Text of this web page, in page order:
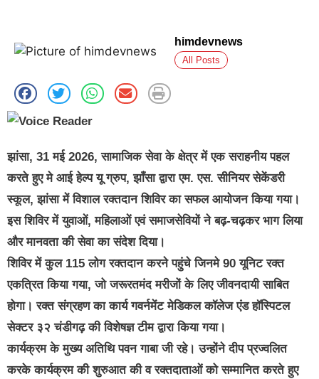
himdevnews
All Posts
झांसा, 31 मई 2026, सामाजिक सेवा के क्षेत्र में एक सराहनीय पहल
करते हुए मे आई हेल्प यू ग्रुप, झाँसा द्वारा एम. एस. सीनियर सेकेंडरी
स्कूल, झांसा में विशाल रक्तदान शिविर का सफल आयोजन किया गया।
इस शिविर में युवाओं, महिलाओं एवं समाजसेवियों ने बढ़-चढ़कर भाग लिया
और मानवता की सेवा का संदेश दिया।
शिविर में कुल 115 लोग रक्तदान करने पहुंचे जिनमे 90 यूनिट रक्त
एकत्रित किया गया, जो जरूरतमंद मरीजों के लिए जीवनदायी साबित
होगा। रक्त संग्रहण का कार्य गवर्नमेंट मेडिकल कॉलेज एंड हॉस्पिटल
सेक्टर ३२ चंडीगढ़ की विशेषज्ञ टीम द्वारा किया गया।
कार्यक्रम के मुख्य अतिथि पवन गाबा जी रहे। उन्होंने दीप प्रज्वलित
करके कार्यक्रम की शुरुआत की व रक्तदाताओं को सम्मानित करते हुए